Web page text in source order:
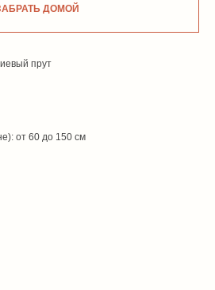
ДОМОЙ
прут
от 60 до 150 см